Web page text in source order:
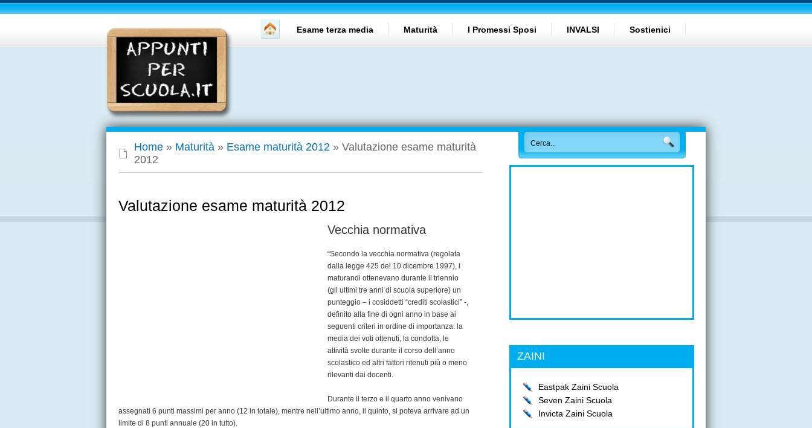
Esame terza media Maturità I Promessi Sposi INVALSI Sostienici
Home » Maturità » Esame maturità 2012 » Valutazione esame maturità
2012
Valutazione esame maturità 2012
Vecchia normativa
“Secondo la vecchia normativa (regolata
dalla legge 425 del 10 dicembre 1997), i
maturandi ottenevano durante il triennio
(gli ultimi tre anni di scuola superiore) un
punteggio – i cosiddetti “crediti scolastici” -,
definito alla fine di ogni anno in base ai
seguenti criteri in ordine di importanza: la
media dei voti ottenuti, la condotta, le
attività svolte durante il corso dell’anno
scolastico ed altri fattori ritenuti più o meno
rilevanti dai docenti.
Durante il terzo e il quarto anno venivano
assegnati 6 punti massimi per anno (12 in totale), mentre nell’ultimo anno, il quinto, si poteva arrivare ad un
limite di 8 punti annuale (20 in tutto).
ZAINI
Eastpak Zaini Scuola
Seven Zaini Scuola
Invicta Zaini Scuola